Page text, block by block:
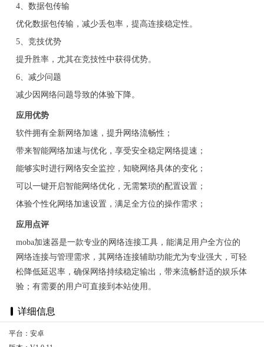
4、数据包传输
优化数据包传输，减少丢包率，提高连接稳定性。
5、竞技优势
提升胜率，尤其在竞技性中获得优势。
6、减少问题
减少因网络问题导致的体验下降。
应用优势
软件拥有全新网络加速，提升网络流畅性；
带来智能网络加速与优化，享受安全稳定网络提速；
能够实时进行网络安全监控，知晓网络具体的变化；
可以一键开启智能网络优化，无需繁琐的配置设置；
体验个性化网络加速设置，满足全方位的操作需求；
应用点评
moba加速器是一款专业的网络连接工具，能满足用户全方位的
网络连接与管理需求，其网络连接辅助功能尤为专业强大，可轻
松降低延迟率，确保网络持续稳定输出，带来流畅舒适的娱乐体
验；有需要的用户可直接到本站使用。
详细信息
平台：安卓